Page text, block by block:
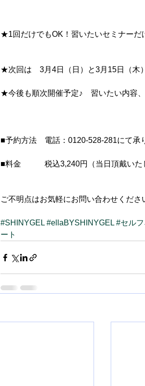
★1回だけでもOK！習いたいセミナーだ
★次回は　3月4日（日）と3月15日（木
★今後も順次開催予定♪　習いたい内容
■予約方法　電話：0120-528-281にて承
■料金　　　税込3,240円（当日頂戴いた
ご不明点はお気軽にお問い合わせくださ
#SHINYGEL #ellaBYSHINYGEL #セル
ート